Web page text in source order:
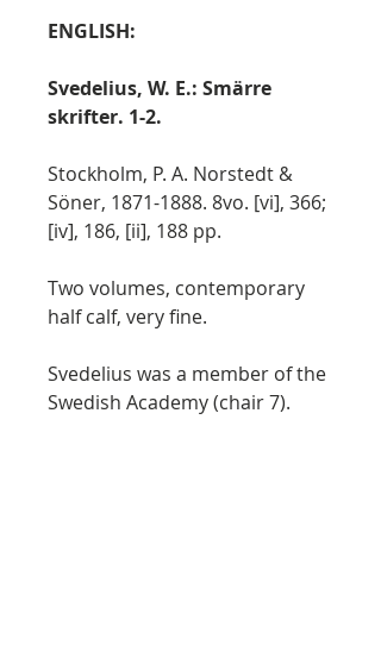
ENGLISH:
Svedelius, W. E.: Smärre
skrifter. 1-2.
Stockholm, P. A. Norstedt &
Söner, 1871-1888. 8vo. [vi], 366;
[iv], 186, [ii], 188 pp.
Two volumes, contemporary
half calf, very fine.
Svedelius was a member of the
Swedish Academy (chair 7).